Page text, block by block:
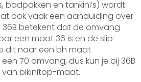
badpakken en tankini’s) wordt
ook vaak een aanduiding over
betekent dat de omvang
een maat 36 is en de slip-
dit naar een bh maat
70 omvang, dus kun je bij 36B
bikinitop-maat.